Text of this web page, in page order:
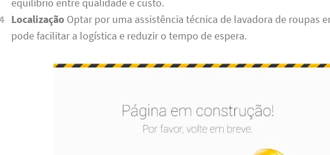
equilíbrio entre qualidade e custo.
LocalizaçãoOptar por uma assistência técnica de lavadora de roupas
pode facilitar a logística e reduzir o tempo de espera.